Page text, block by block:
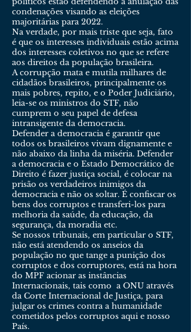
condenações visando as eleições
majoritárias para 2022.
Na verdade, por mais triste que seja, fato
é que os interesses individuais estão acima
dos interesses coletivos no que se refere
aos direitos da população brasileira.
A corrupção mata e mutila milhares de
cidadãos brasileiros, principalmente os
mais pobres, repito, e o Poder Judiciário,
leia-se os ministros do STF, não
cumprem o seu papel de defesa
intransigente da democracia.
Defender a democracia é garantir que
todos os brasileiros vivam dignamente e
não abaixo da linha da miséria. Defender
a democracia e o Estado Democrático de
Direito é fazer justiça social, é colocar na
prisão os verdadeiros inimigos da
democracia e não os soltar. É confiscar os
bens dos corruptos e transferi-los para
melhoria da saúde, da educação, da
segurança, da moradia etc.
Se nossos tribunais, em particular o STF,
não está atendendo os anseios da
população no que tange a punição dos
corruptos e dos corruptores, está na hora
do MPF acionar as instâncias
Internacionais, tais como a ONU através
da Corte Internacional de Justiça, para
julgar os crimes contra a humanidade
cometidos pelos corruptos aqui e nosso
País.